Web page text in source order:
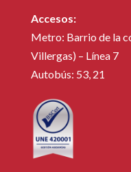
Accesos:
Metro: Barrio de la
Villergas) – Línea 7
Autobús: 53, 21